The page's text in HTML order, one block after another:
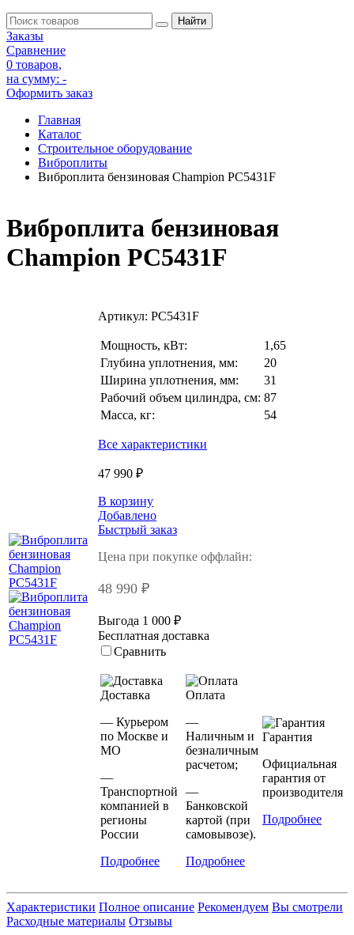
Заказы
Сравнение
0 товаров,
на сумму: -
Оформить заказ
Главная
Каталог
Строительное оборудование
Виброплиты
Виброплита бензиновая Champion PC5431F
Виброплита бензиновая
Champion PC5431F
Артикул: PC5431F
Мощность, кВт:
1,65
Глубина уплотнения, мм:
20
Ширина уплотнения, мм:
31
Рабочий объем цилиндра, см: 87
Масса, кг:
54
Все характеристики
47 990 ₽
В корзину
Добавлено
Быстрый заказ
Цена при покупке оффлайн:
48 990 ₽
Выгода 1 000 ₽
Бесплатная доставка
Сравнить
Доставка
— Курьером
по Москве и
МО
—
Транспортной
компанией в
регионы
России
Подробнее
Оплата
—
Наличным и
безналичным
расчетом;
—
Банковской
картой (при
самовывозе).
Подробнее
Гарантия
Официальная
гарантия от
производителя
Подробнее
Характеристики Полное описание Рекомендуем Вы смотрели
Расходные материалы Отзывы